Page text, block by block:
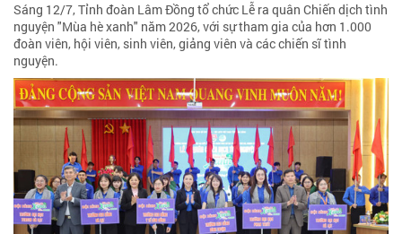
Sáng 12/7, Tỉnh đoàn Lâm Đồng tổ chức Lễ ra quân Chiến dịch tình
nguyện "Mùa hè xanh" năm 2026, với sự tham gia của hơn 1.000
đoàn viên, hội viên, sinh viên, giảng viên và các chiến sĩ tình
nguyện.